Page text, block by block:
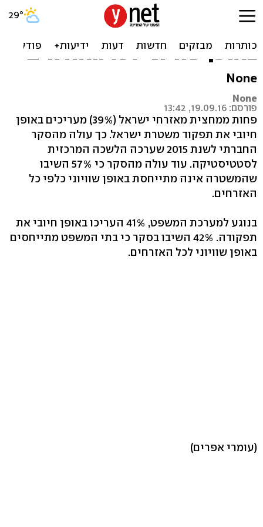
סקר: 57% חושבים
שהמשטרה לא מתייחסת
באופן שוויוני לכל האזרחים
None
None
פורסם: 19.09.16, 13:42
פחות ממחצית מאזרחי ישראל (39%) מעריכים באופן
חיובי את תפקוד משטרת ישראל. כך עולה מהסקר
החברתי לשנת 2015 שערכה הלשכה המרכזית
לסטטיסטיקה. עוד עולה מהסקר כי 57% השיבו
שהמשטרה אינה מתייחסת באופן שוויוני כלפי כל
האזרחים.
בנוגע למערכת המשפט, 41% העריכו באופן חיובי את
תפקודה. 42% השיבו בסקר כי בתי המשפט מתייחסים
באופן שוויוני לכל האזרחים.
(עומרי אפרים)